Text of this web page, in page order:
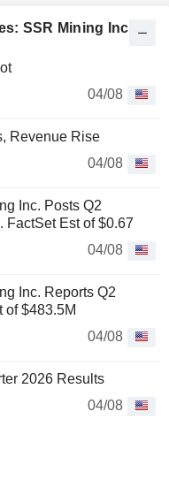
SSR Mining Inc.
04/08
Revenue Rise
04/08
Inc. Posts Q2
FactSet Est of $0.67
04/08
Inc. Reports Q2
of $483.5M
04/08
2026 Results
04/08